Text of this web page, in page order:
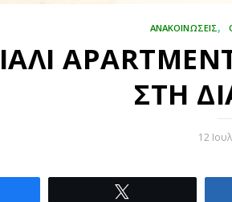
ΑΝΑΚΟΙΝΩΣΕΙΣ,
ΣΤΗ
12